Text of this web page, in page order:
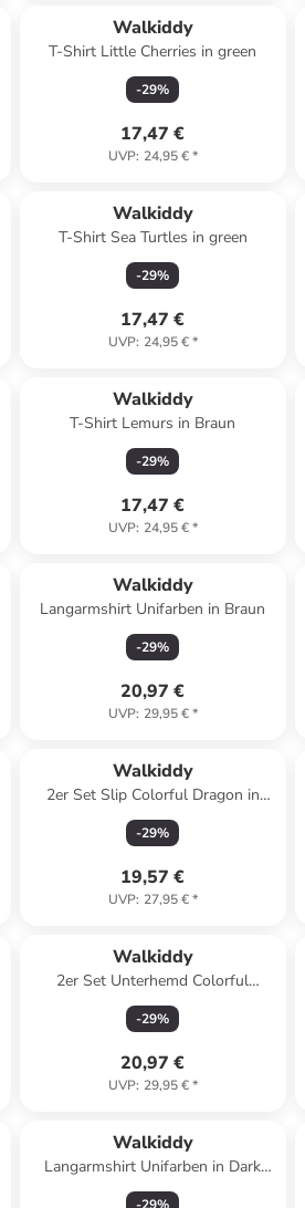
Walkiddy
T-Shirt Little Cherries in green
-29%
17,47 €
UVP: 24,95 €*
Walkiddy
T-Shirt Sea Turtles in green
-29%
17,47 €
UVP: 24,95 €*
Walkiddy
T-Shirt Lemurs in Braun
-29%
17,47 €
UVP: 24,95 €*
Walkiddy
Langarmshirt Unifarben in Braun
-29%
20,97 €
UVP: 29,95 €*
Walkiddy
2er Set Slip Colorful Dragon in
Multicolored
-29%
19,57 €
UVP: 27,95 €*
Walkiddy
2er Set Unterhemd Colorful
Dragonflies in Multicolored
-29%
20,97 €
UVP: 29,95 €*
Walkiddy
Langarmshirt Unifarben in Dark
Blue